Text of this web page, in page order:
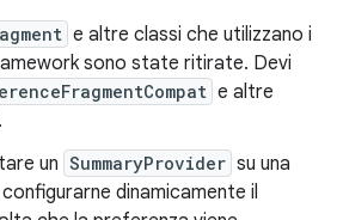
e altre classi che utilizzano i
sono state ritirate. Devi
e altre
un SummaryProvider su una
dinamicamente il